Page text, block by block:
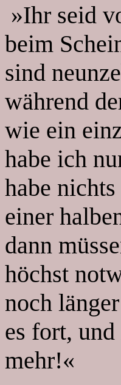
»Ihr seid
beim
sind
während
wie ein
habe ich
habe
einer
dann
höchst
noch
es fort,
mehr!«